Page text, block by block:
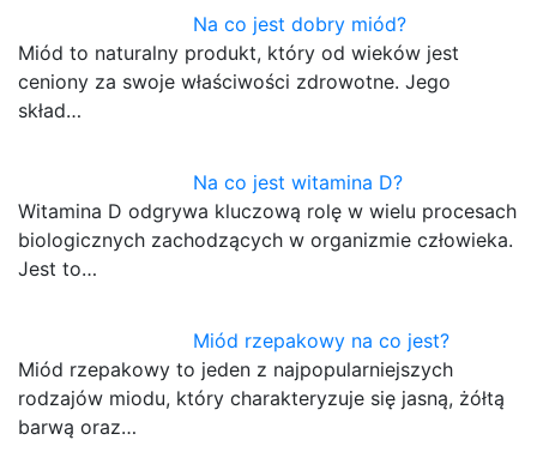
Na co jest dobry miód?
Miód to naturalny produkt, który od wieków jest
ceniony za swoje właściwości zdrowotne. Jego
skład…
Na co jest witamina D?
Witamina D odgrywa kluczową rolę w wielu procesach
biologicznych zachodzących w organizmie człowieka.
Jest to…
Miód rzepakowy na co jest?
Miód rzepakowy to jeden z najpopularniejszych
rodzajów miodu, który charakteryzuje się jasną, żółtą
barwą oraz…